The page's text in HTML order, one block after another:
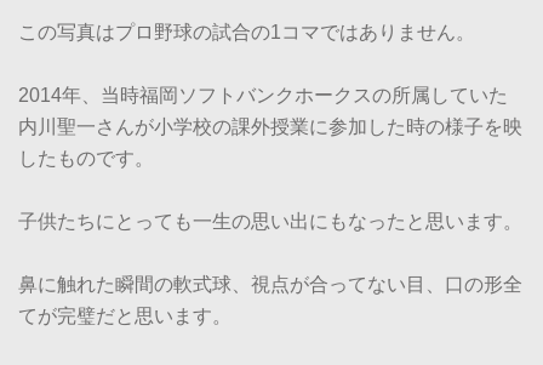
この写真はプロ野球の試合の1コマではありません。
2014年、当時福岡ソフトバンクホークスの所属していた
内川聖一さんが小学校の課外授業に参加した時の様子を映
したものです。
子供たちにとっても一生の思い出にもなったと思います。
鼻に触れた瞬間の軟式球、視点が合ってない目、口の形全
てが完璧だと思います。